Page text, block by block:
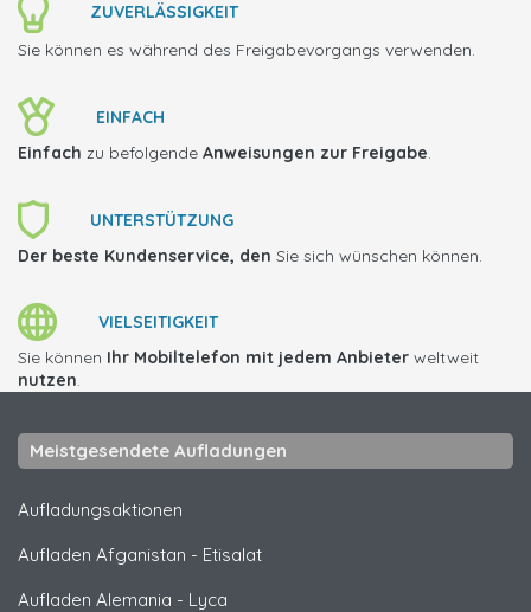
ZUVERLÄSSIGKEIT
Sie können es während des Freigabevorgangs verwenden.
EINFACH
Einfach zu befolgende Anweisungen zur Freigabe.
UNTERSTÜTZUNG
Der beste Kundenservice, den Sie sich wünschen können.
VIELSEITIGKEIT
Sie können Ihr Mobiltelefon mit jedem Anbieter weltweit
nutzen.
Meistgesendete Aufladungen
Aufladungsaktionen
Aufladen Afganistan - Etisalat
Aufladen Alemania - Lyca